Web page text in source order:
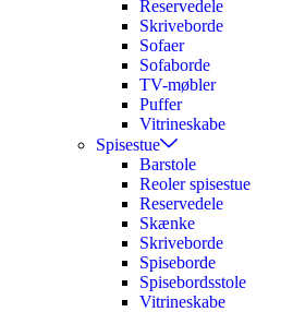
Reservedele
Skriveborde
Sofaer
Sofaborde
TV-møbler
Puffer
Vitrineskabe
Spisestue
Barstole
Reoler spisestue
Reservedele
Skænke
Skriveborde
Spiseborde
Spisebordsstole
Vitrineskabe